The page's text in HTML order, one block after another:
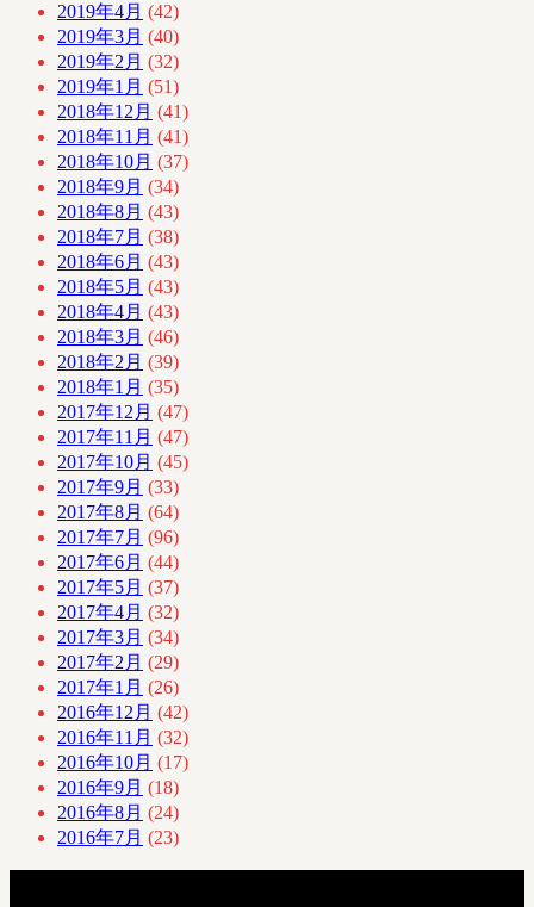
2019年4月 (42)
2019年3月 (40)
2019年2月 (32)
2019年1月 (51)
2018年12月 (41)
2018年11月 (41)
2018年10月 (37)
2018年9月 (34)
2018年8月 (43)
2018年7月 (38)
2018年6月 (43)
2018年5月 (43)
2018年4月 (43)
2018年3月 (46)
2018年2月 (39)
2018年1月 (35)
2017年12月 (47)
2017年11月 (47)
2017年10月 (45)
2017年9月 (33)
2017年8月 (64)
2017年7月 (96)
2017年6月 (44)
2017年5月 (37)
2017年4月 (32)
2017年3月 (34)
2017年2月 (29)
2017年1月 (26)
2016年12月 (42)
2016年11月 (32)
2016年10月 (17)
2016年9月 (18)
2016年8月 (24)
2016年7月 (23)